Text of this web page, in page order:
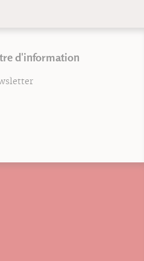
d'information